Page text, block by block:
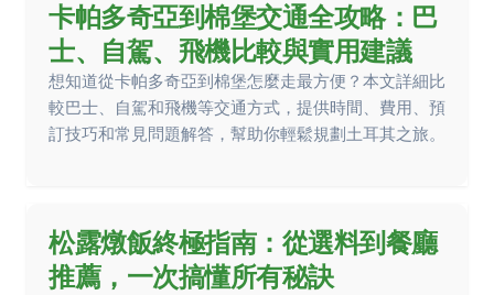
卡帕多奇亞到棉堡交通全攻略：巴
士、自駕、飛機比較與實用建議
想知道從卡帕多奇亞到棉堡怎麼走最方便？本文詳細比
較巴士、自駕和飛機等交通方式，提供時間、費用、預
訂技巧和常見問題解答，幫助你輕鬆規劃土耳其之旅。
松露燉飯終極指南：從選料到餐廳
推薦，一次搞懂所有秘訣